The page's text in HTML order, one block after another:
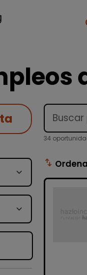
34
swap_vert